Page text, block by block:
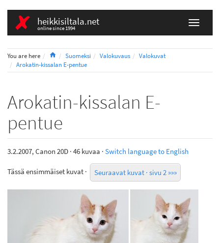
heikkisiltala.net
online since 1994
You are here HomeSuomeksi Valokuvaus
Valokuvat
Arokatin-kissalan E-pentue
Arokatin-kissalan E-
pentue
3.2.2007, Canon 20D · 46 kuvaa · Switch language to English
Tässä ensimmäiset kuvat · Seuraavat kuvat · sivu 2 »»»